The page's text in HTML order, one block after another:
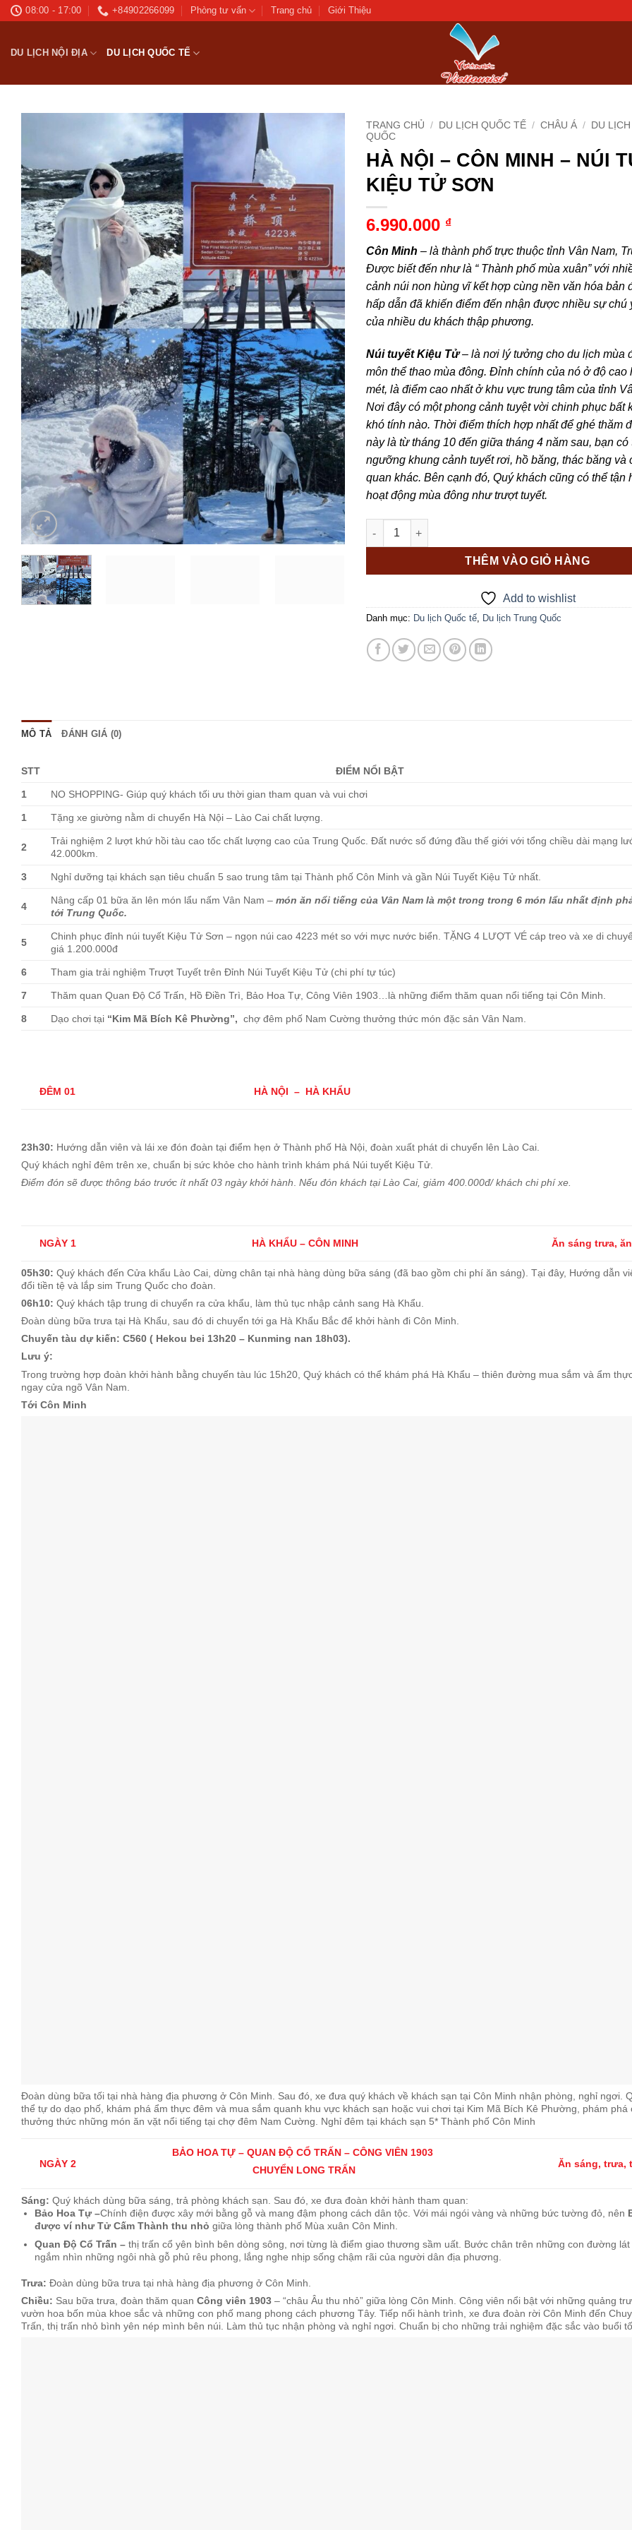
Bỏ
08:00 - 17:00 +84902266099 Phòng tư vấn Trang chủ Giới Thiệu
DU LỊCH NỘI ĐỊA DU LỊCH QUỐC TẾ
TRANG CHỦ / DU LỊCH QUỐC TẾ / CHÂU Á /
DU
QUỐC
HÀ NỘI – CÔN MINH – NÚI
KIỆU TỬ SƠN
6.990.000 ₫
Côn Minh –là thành phố trực thuộc tỉnh Vân Nam,
Được biết đến như là “ Thành phố mùa xuân” với
cảnh núi non hùng vĩ kết hợp cùng nền văn hóa bản
hấp dẫn đã khiến điểm đến nhận được nhiều sự chú
của nhiều du khách thập phương.
Núi tuyết Kiệu Tử–là nơi lý tưởng cho du lịch mùa
môn thể thao mùa đông. Đỉnh chính của nó ở độ cao
mét, là điểm cao nhất ở khu vực trung tâm của tỉnh
Nơi đây có một phong cảnh tuyệt vời chinh phục bất
khó tính nào. Thời điểm thích hợp nhất để ghé thăm
này là từ tháng 10 đến giữa tháng 4 năm sau, bạn có
ngưỡng khung cảnh tuyết rơi, hồ băng, thác băng và
quan khác. Bên cạnh đó, Quý khách cũng có thể tận
hoạt động mùa đông như trượt tuyết.
HÀ NỘI - CÔN MINH - NÚI TUYẾT KIỆU TỬ SƠN số
THÊM VÀO GIỎ HÀNG
Add to wishlist
Danh mục: Du lịch Quốc tế, Du lịch Trung Quốc
MÔ TẢ ĐÁNH GIÁ (0)
STT ĐIỂM NỔI BẬT
1 NO SHOPPING-Giúp quý khách tối ưu thời gian tham quan và vui chơi
1 Tặng xe giường nằmdi chuyển Hà Nội – Lào Cai chất lượng.
2
Trải nghiệm 2 lượt khứ hồi tàu cao tốc chất lượng cao của Trung Quốc. Đất nước số đứng đầu thế giới với tổng chiều dài mạng
42.000km.
3 Nghỉ dưỡng tại khách sạn tiêu chuẩn 5 sao trung tâm tại Thành phố Côn Minh và gần Núi Tuyết Kiệu Tử nhất.
4
Nâng cấp 01 bữa ăn lên món lẩu nấm Vân Nam –món ăn nổi tiếng của Vân Nam là một trong trong 6 món lẩu nhất định
tới Trung Quốc.
5
Chinh phục đỉnh núi tuyết Kiệu Tử Sơn – ngọn núi cao 4223 mét so với mực nước biển.TẶNG 4 LƯỢT VÉ cáp treo và xe di
giá 1.200.000đ
6 Tham gia trải nghiệm Trượt Tuyết trên Đỉnh Núi Tuyết Kiệu Tử (chi phí tự túc)
7 Thăm quan Quan Độ Cổ Trấn, Hồ Điền Trì, Bảo Hoa Tự, Công Viên 1903…là những điểm thăm quan nổi tiếng tại Côn Minh.
8 Dạo chơi tại “Kim Mã Bích Kê Phường”, chợ đêm phố Nam Cường thưởng thức món đặc sản Vân Nam.
ĐÊM 01 HÀ NỘI – HÀ KHẨU
23h30: Hướng dẫn viên và lái xe đón đoàn tại điểm hẹn ở Thành phố Hà Nội, đoàn xuất phát di chuyển lên Lào Cai.
Quý khách nghỉ đêm trên xe, chuẩn bị sức khỏe cho hành trình khám phá Núi tuyết Kiệu Tử.
Điểm đón sẽ được thông báo trước ít nhất 03 ngày khởi hành Nếu đón khách tại Lào Cai, giảm 400.000đ/ khách chi phí xe.
NGÀY 1 HÀ KHẨU – CÔN MINH Ăn sáng trưa,
05h30: Quý khách đến Cửa khẩu Lào Cai, dừng chân tại nhà hàng dùng bữa sáng (đã bao gồm chi phí ăn sáng). Tại đây, Hướng dẫn
đổi tiền tệ và lắp sim Trung Quốc cho đoàn.
06h10: Quý khách tập trung di chuyển ra cửa khẩu, làm thủ tục nhập cảnh sang Hà Khẩu.
Đoàn dùng bữa trưa tại Hà Khẩu, sau đó di chuyển tới ga Hà Khẩu Bắc để khởi hành đi Côn Minh.
Chuyến tàu dự kiến: C560 ( Hekou bei 13h20 – Kunming nan 18h03).
Lưu ý:
Trong trường hợp đoàn khởi hành bằng chuyến tàu lúc 15h20, Quý khách có thể khám phá Hà Khẩu – thiên đường mua sắm và ẩm
ngay cửa ngõ Vân Nam.
Tới Côn Minh
Đoàn dùng bữa tối tại nhà hàng địa phương ở Côn Minh. Sau đó, xe đưa quý khách về khách sạn tại Côn Minh nhận phòng, nghỉ ngơi.
thể tự do dạo phố, khám phá ẩm thực đêm và mua sắm quanh khu vực khách sạn hoặc vui chơi tại Kim Mã Bích Kê Phường, phám phá
thưởng thức những món ăn vặt nổi tiếng tại chợ đêm Nam Cường.
Nghỉ đêm tại khách sạn 5* Thành phố Côn Minh
NGÀY 2
BẢO HOA TỰ – QUAN ĐỘ CỔ TRẤN – CÔNG VIÊN 1903
CHUYỂN LONG TRẤN
Ăn sáng, trưa,
Sáng: Quý khách dùng bữa sáng, trả phòng khách sạn. Sau đó, xe đưa đoàn khởi hành tham quan:
Bảo Hoa Tự –Chính điện được xây mới bằng gỗ và mang đậm phong cách dân tộc. Với mái ngói vàng và những bức tường đỏ, nên
được ví như Tử Cấm Thành thu nhỏ giữa lòng thành phố Mùa xuân Côn Minh.
Quan Độ Cổ Trấn –thị trấn cổ yên bình bên dòng sông, nơi từng là điểm giao thương sầm uất. Bước chân trên những con đường lát
ngắm nhìn những ngôi nhà gỗ phủ rêu phong, lắng nghe nhịp sống chậm rãi của người dân địa phương.
Trưa: Đoàn dùng bữa trưa tại nhà hàng địa phương ở Côn Minh.
Chiều: Sau bữa trưa, đoàn thăm quan Công viên 1903 – “châu Âu thu nhỏ” giữa lòng Côn Minh. Công viên nổi bật với những quảng
vườn hoa bốn mùa khoe sắc và những con phố mang phong cách phương Tây. Tiếp nối hành trình, xe đưa đoàn rời Côn Minh đến
Trấn, thị trấn nhỏ bình yên nép mình bên núi. Làm thủ tục nhận phòng và nghỉ ngơi. Chuẩn bị cho những trải nghiệm đặc sắc vào buổi